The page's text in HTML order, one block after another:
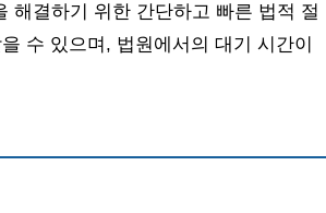
해결하기 위한 간단하고 빠른 법적 절
수 있으며, 법원에서의 대기 시간이